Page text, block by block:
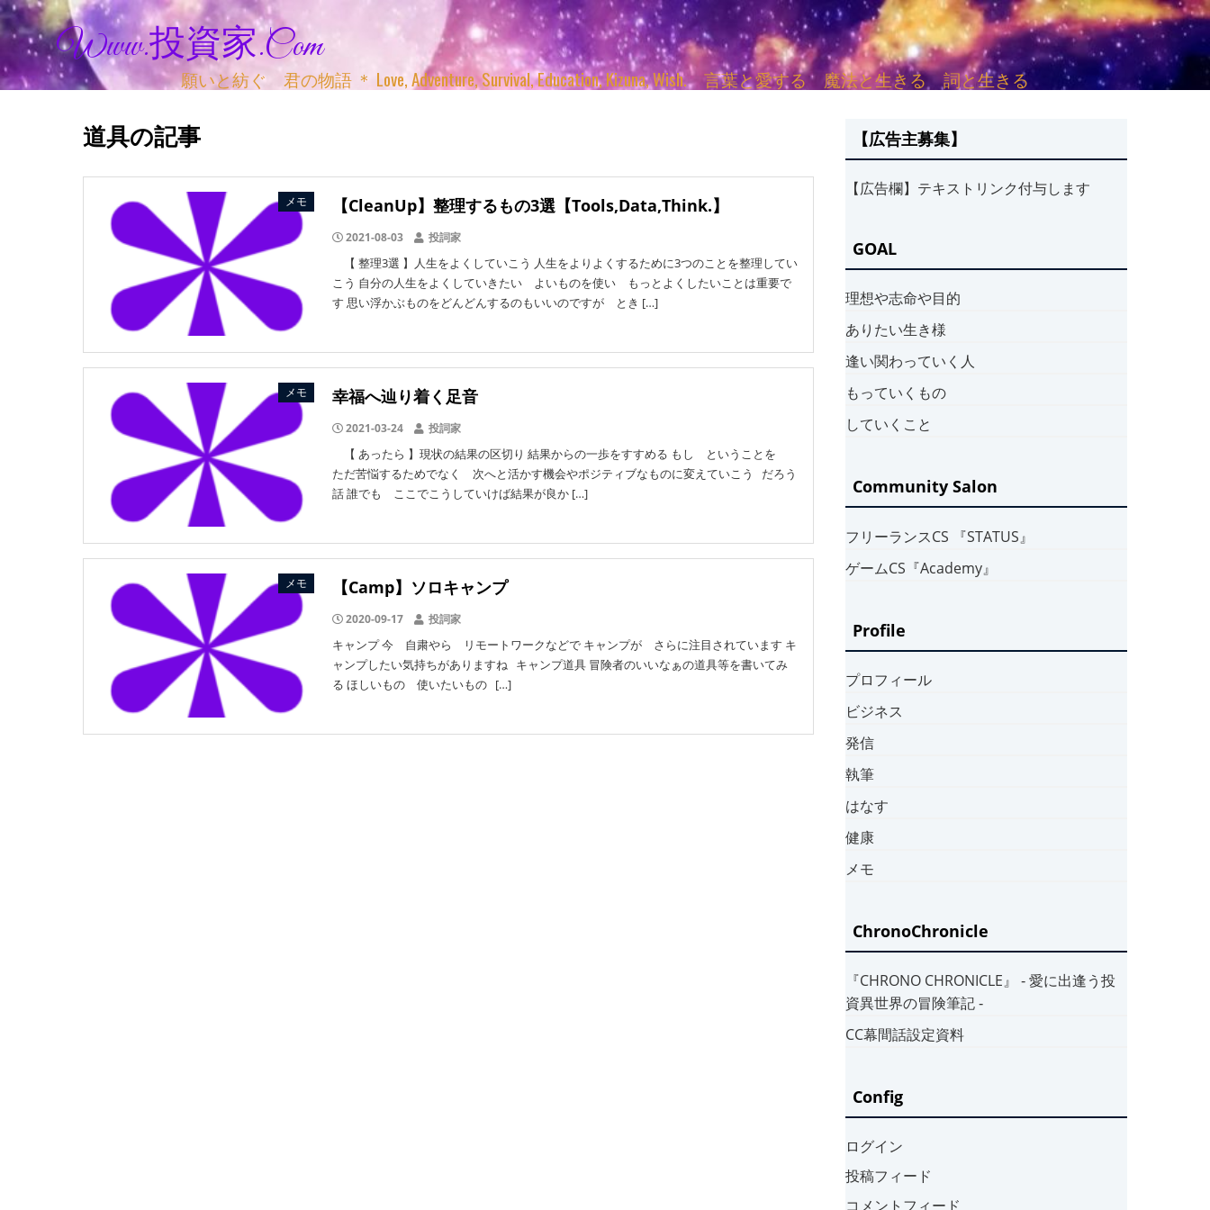
Www.投資家.com
願いと紡ぐ 君の物語 ＊ Love, Adventure, Survival, Education, Kizuna, Wish. 言葉と愛する 魔法と生きる 詞と生きる
道具の記事
メモ 【CleanUp】整理するもの3選【Tools,Data,Think.】
2021-08-03 投詞家
【 整理3選 】人生をよくしていこう 人生をよりよくするために3つのことを整理してい
こう 自分の人生をよくしていきたい よいものを使い もっとよくしたいことは重要で
す 思い浮かぶものをどんどんするのもいいのですが とき […]
メモ 幸福へ辿り着く足音
2021-03-24 投詞家
【 あったら 】現状の結果の区切り 結果からの一歩をすすめる もし ということを
ただ苦悩するためでなく 次へと活かす機会やポジティブなものに変えていこう だろう
話 誰でも ここでこうしていけば結果が良か […]
メモ 【Camp】ソロキャンプ
2020-09-17 投詞家
キャンプ 今 自粛やら リモートワークなどで キャンプが さらに注目されています キ
ャンプしたい気持ちがありますね キャンプ道具 冒険者のいいなぁの道具等を書いてみ
る ほしいもの 使いたいもの […]
【広告主募集】
【広告欄】テキストリンク付与します
GOAL
理想や志命や目的
ありたい生き様
逢い関わっていく人
もっていくもの
していくこと
Community Salon
フリーランスCS 『STATUS』
ゲームCS『Academy』
Profile
プロフィール
ビジネス
発信
執筆
はなす
健康
メモ
ChronoChronicle
『CHRONO CHRONICLE』 ‐ 愛に出逢う投
資異世界の冒険筆記 ‐
CC幕間話設定資料
Config
ログイン
投稿フィード
コメントフィード